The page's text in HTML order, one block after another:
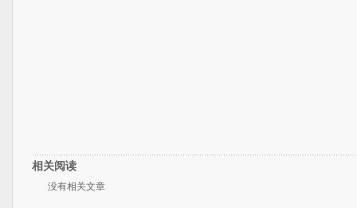
相关阅读
没有相关文章